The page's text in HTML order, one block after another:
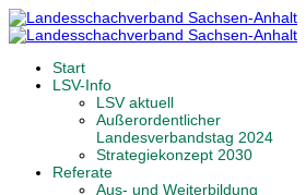
Start
LSV-Info
LSV aktuell
Außerordentlicher
Landesverbandstag 2024
Strategiekonzept 2030
Referate
Aus- und Weiterbildung